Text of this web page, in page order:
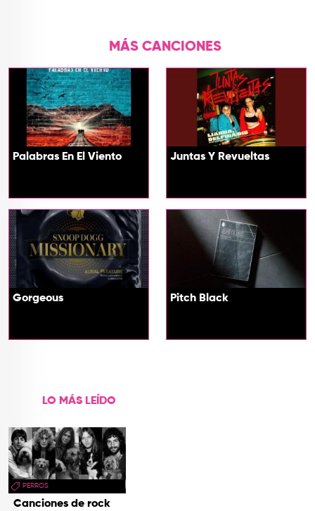
MÁS CANCIONES
Palabras En El Viento Juntas Y Revueltas
Gorgeous Pitch Black
LO MÁS LEÍDO
PERROS
Canciones de rock